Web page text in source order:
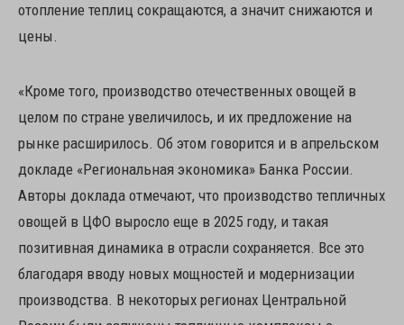
отопление теплиц сокращаются, а значит снижаются и
цены.
«Кроме того, производство отечественных овощей в
целом по стране увеличилось, и их предложение на
рынке расширилось. Об этом говорится и в апрельском
докладе «Региональная экономика» Банка России.
Авторы доклада отмечают, что производство тепличных
овощей в ЦФО выросло еще в 2025 году, и такая
позитивная динамика в отрасли сохраняется. Все это
благодаря вводу новых мощностей и модернизации
производства. В некоторых регионах Центральной